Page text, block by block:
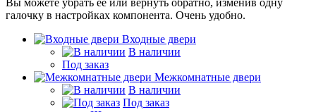
галочку в настройках компонента. Очень удобно.
Входные двери
В наличии
Под заказ
Межкомнатные двери
В наличии
Под заказ